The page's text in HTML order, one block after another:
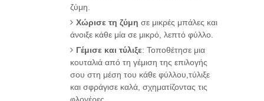
ζύμη.
Χώρισε τη ζύμη σε μικρές μπάλες και
άνοιξε κάθε μία σε μικρό, λεπτό φύλλο.
Γέμισε και τύλιξε: Τοποθέτησε μια
κουταλιά από τη γέμιση της επιλογής
σου στη μέση του κάθε φύλλου,τύλιξε
και σφράγισε καλά, σχηματίζοντας τις
φλογέρες.